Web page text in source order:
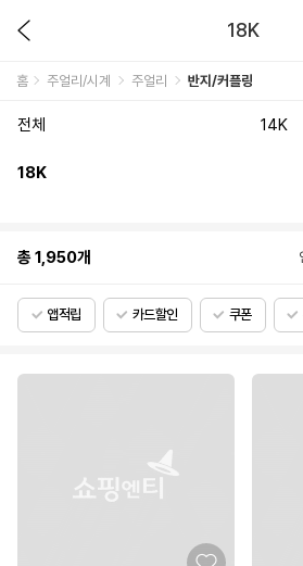
18K
홈 주얼리/시계 주얼리 반지/커플링
전체 14K
18K
총1,950개
앱적립 카드할인 쿠폰